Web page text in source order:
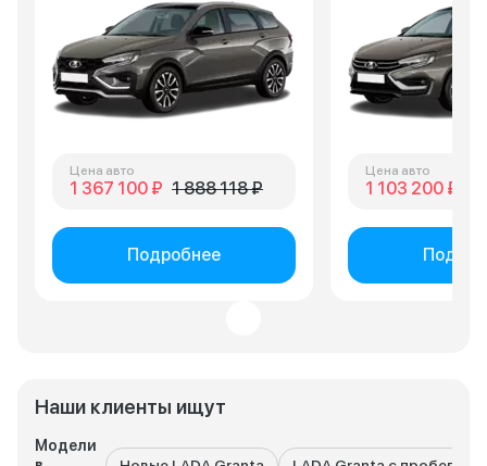
Наши клиенты ищут
Модели
Цена авто
1 367 100 ₽ 1 888 118 ₽
Подробнее
Цена авто
1 103 200 ₽